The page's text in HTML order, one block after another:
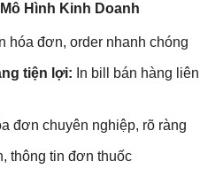
Hình Kinh Doanh
hóa đơn, order nhanh chóng
tiện lợi: In bill bán hàng liên
đơn chuyên nghiệp, rõ ràng
thông tin đơn thuốc